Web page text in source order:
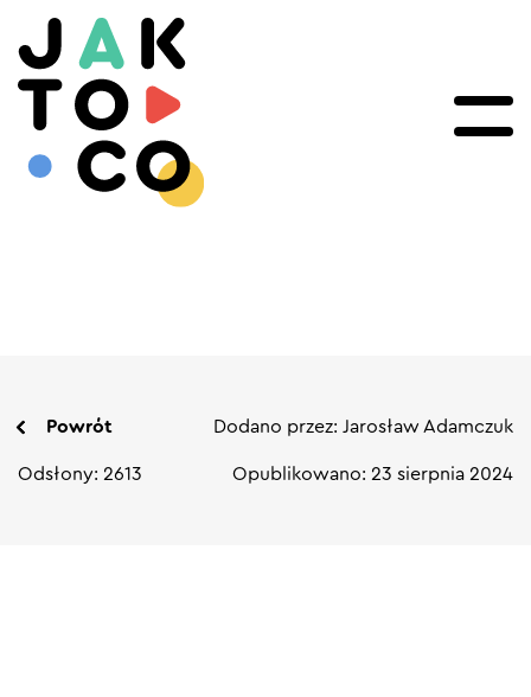
Powrót Dodano przez: Jarosław Adamczuk
Odsłony: 2613 Opublikowano: 23 sierpnia 2024